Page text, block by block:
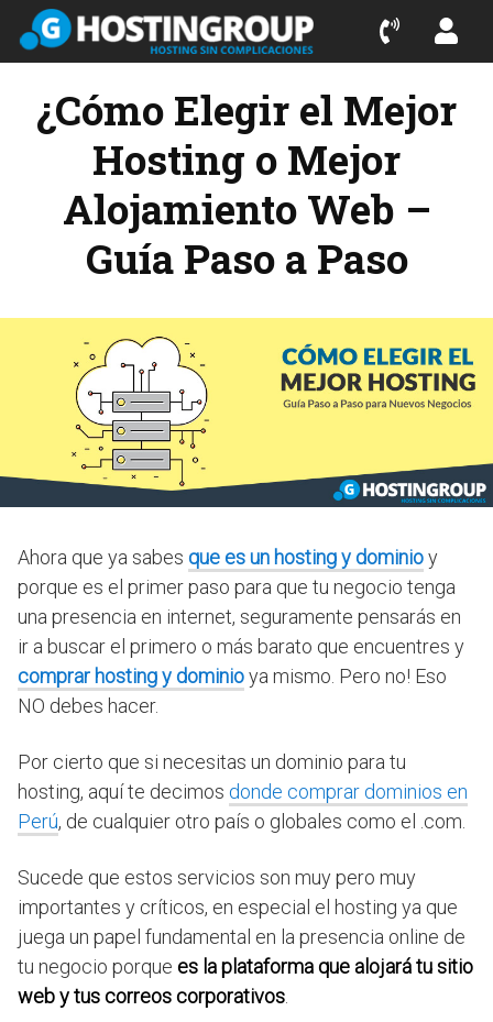
¿Cómo Elegir el Mejor
Hosting o Mejor
Alojamiento Web –
Guía Paso a Paso
Ahora que ya sabes que es un hosting y dominioy
porque es el primer paso para que tu negocio tenga
una presencia en internet, seguramente pensarás en
ir a buscar el primero o más barato que encuentres y
comprar hosting y dominioya mismo. Pero no! Eso
NO debes hacer.
Por cierto que si necesitas un dominio para tu
hosting, aquí te decimos donde comprar dominios en
Perú, de cualquier otro país o globales como el .com.
Sucede que estos servicios son muy pero muy
importantes y críticos, en especial el hosting ya que
juega un papel fundamental en la presencia online de
tu negocio porque es la plataforma que alojará tu sitio
web y tus correos corporativos.